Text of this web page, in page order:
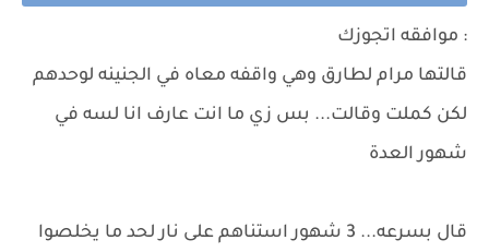
: موافقه اتجوزك
قالتها مرام لطارق وهي واقفه معاه في الجنينه لوحدهم
لكن كملت وقالت... بس زي ما انت عارف انا لسه في
شهور العدة
قال بسرعه... 3 شهور استناهم على نار لحد ما يخلصوا